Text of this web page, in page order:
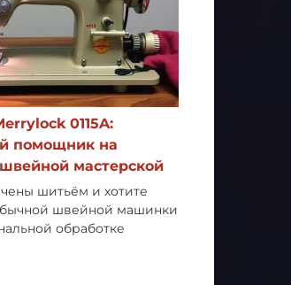
0115A:
помощник на
мастерской
шитьём и хотите
швейной машинки
обработке